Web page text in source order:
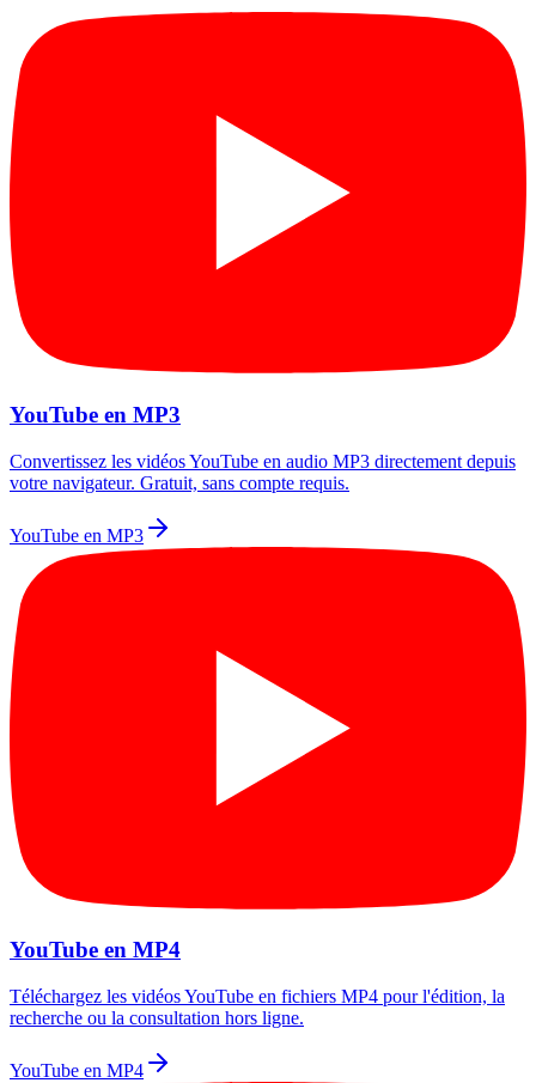
YouTube en MP3
Convertissez les vidéos YouTube en audio MP3 directement depuis
votre navigateur. Gratuit, sans compte requis.
YouTube en MP3
YouTube en MP4
Téléchargez les vidéos YouTube en fichiers MP4 pour l'édition, la
recherche ou la consultation hors ligne.
YouTube en MP4